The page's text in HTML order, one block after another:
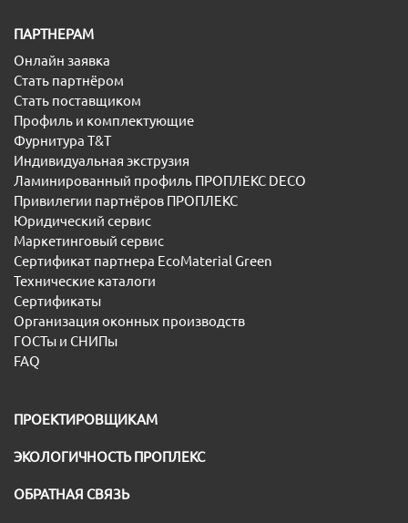
ПАРТНЕРАМ
Онлайн заявка
Стать партнёром
Стать поставщиком
Профиль и комплектующие
Фурнитура T&T
Индивидуальная экструзия
Ламинированный профиль ПРОПЛЕКС DECO
Привилегии партнёров ПРОПЛЕКС
Юридический сервис
Маркетинговый сервис
Сертификат партнера EcoMaterial Green
Технические каталоги
Сертификаты
Организация оконных производств
ГОСТы и СНИПы
FAQ
ПРОЕКТИРОВЩИКАМ
ЭКОЛОГИЧНОСТЬ ПРОПЛЕКС
ОБРАТНАЯ СВЯЗЬ